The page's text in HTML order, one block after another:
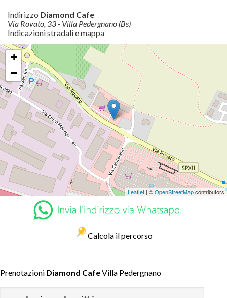
Indirizzo Diamond Cafe
Via Rovato, 33 - Villa Pedergnano (Bs)
Indicazioni stradali e mappa
+
−
Leaflet | ©OpenStreetMapcontributors
Calcola il percorso
Prenotazioni Diamond CafeVilla Pedergnano